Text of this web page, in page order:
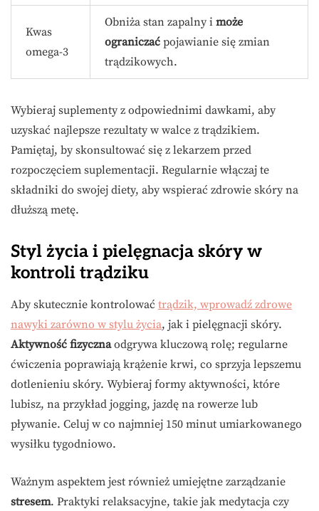
Kwas
omega-3
Obniża stan zapalny i może
ograniczać pojawianie się zmian
trądzikowych.
Wybieraj suplementy z odpowiednimi dawkami, aby
uzyskać najlepsze rezultaty w walce z trądzikiem.
Pamiętaj, by skonsultować się z lekarzem przed
rozpoczęciem suplementacji. Regularnie włączaj te
składniki do swojej diety, aby wspierać zdrowie skóry na
dłuższą metę.
Styl życia i pielęgnacja skóry w
kontroli trądziku
Aby skutecznie kontrolować trądzik, wprowadź zdrowe
nawyki zarówno w stylu życia, jak i pielęgnacji skóry.
Aktywność fizycznaodgrywa kluczową rolę; regularne
ćwiczenia poprawiają krążenie krwi, co sprzyja lepszemu
dotlenieniu skóry. Wybieraj formy aktywności, które
lubisz, na przykład jogging, jazdę na rowerze lub
pływanie. Celuj w co najmniej 150 minut umiarkowanego
wysiłku tygodniowo.
Ważnym aspektem jest również umiejętne zarządzanie
stresem. Praktyki relaksacyjne, takie jak medytacja czy